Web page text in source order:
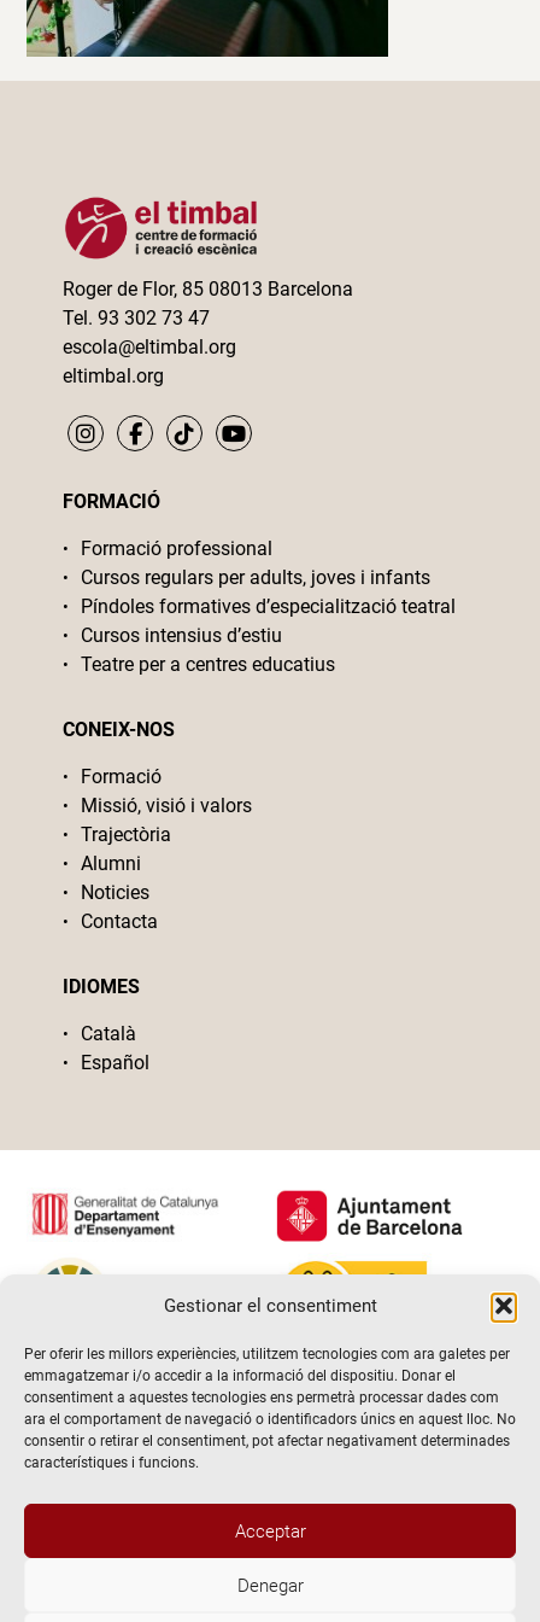
Gestionar el consentiment
Per oferir les millors experiències, utilitzem tecnologies com ara galetes per
emmagatzemar i/o accedir a la informació del dispositiu. Donar el
consentiment a aquestes tecnologies ens permetrà processar dades com
ara el comportament de navegació o identificadors únics en aquest lloc. No
consentir o retirar el consentiment, pot afectar negativament determinades
característiques i funcions.
Acceptar
Denegar
Roger de Flor, 85 08013 Barcelona
Tel. 93 302 73 47
escola@eltimbal.org
eltimbal.org
FORMACIÓ
Formació professional
Cursos regulars per adults, joves i infants
Píndoles formatives d’especialització teatral
Cursos intensius d’estiu
Teatre per a centres educatius
CONEIX-NOS
Formació
Missió, visió i valors
Trajectòria
Alumni
Noticies
Contacta
IDIOMES
Català
Español
@2026 Escola de teatre El Timbal. Tots els drets reservats